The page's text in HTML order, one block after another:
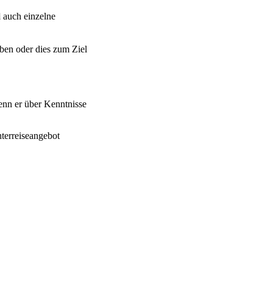
einzelne
oder dies zum Ziel
er über Kenntnisse